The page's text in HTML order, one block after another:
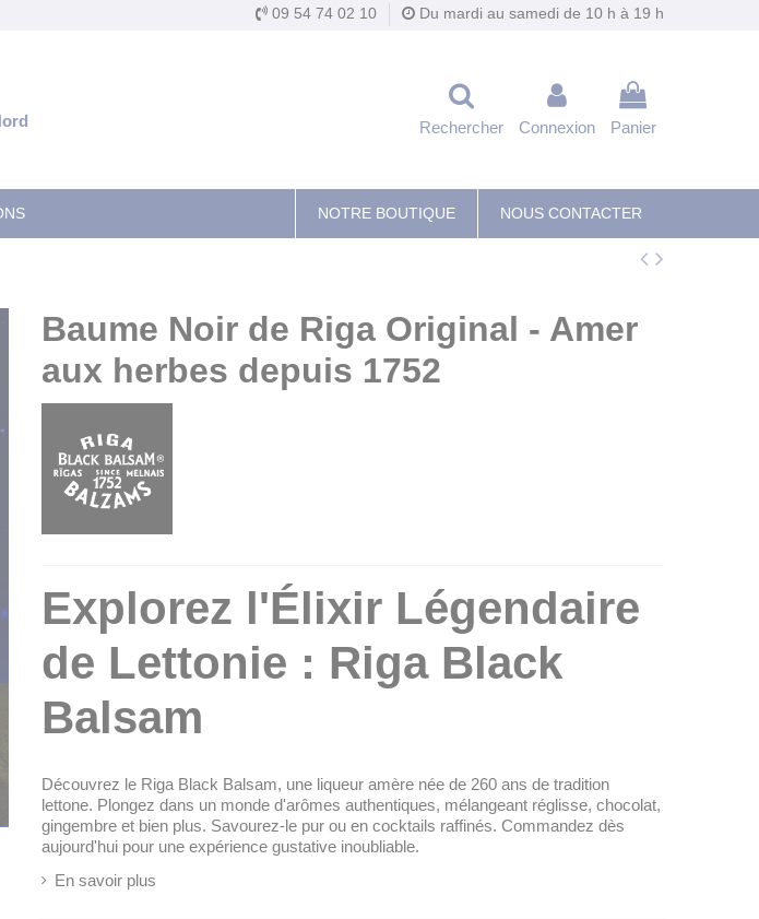
09 54 74 02 10 Du mardi au samedi de 10 h à 19 h
Rechercher Connexion Panier
NOUS CONTACTER
NOTRE BOUTIQUE
Baume Noir de Riga Original - Amer
aux herbes depuis 1752
Explorez l'Élixir Légendaire
de Lettonie : Riga Black
Balsam
Découvrez le Riga Black Balsam, une liqueur amère née de 260 ans de tradition
lettone. Plongez dans un monde d'arômes authentiques, mélangeant réglisse, chocolat,
gingembre et bien plus. Savourez-le pur ou en cocktails raffinés. Commandez dès
aujourd'hui pour une expérience gustative inoubliable.
En savoir plus